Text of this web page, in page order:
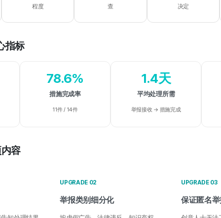
程度
查
决定
指标
78.6%
措施完成率
11件 / 14件
1.4天
平均处理所需
举报接收 → 措施完成
容
UPGRADE 02
举报类别细分化
UPGRADE 03
保证匿名